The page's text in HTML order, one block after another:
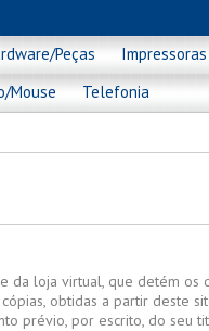
Peças
Impressoras
Mouse Telefonia
da loja virtual, que detém os
obtidas a partir deste
prévio, por escrito, do seu